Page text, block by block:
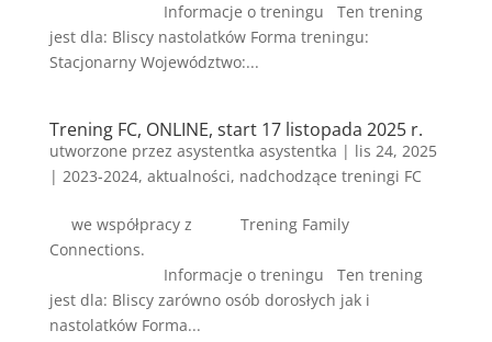
Informacje o treningu Ten trening
jest dla: Bliscy nastolatków Forma treningu:
Stacjonarny Województwo:...
Trening FC, ONLINE, start 17 listopada 2025 r.
utworzone przez asystentka asystentka | lis 24, 2025
| 2023-2024, aktualności, nadchodzące treningi FC
we współpracy z Trening Family
Connections.
Informacje o treningu Ten trening
jest dla: Bliscy zarówno osób dorosłych jak i
nastolatków Forma...